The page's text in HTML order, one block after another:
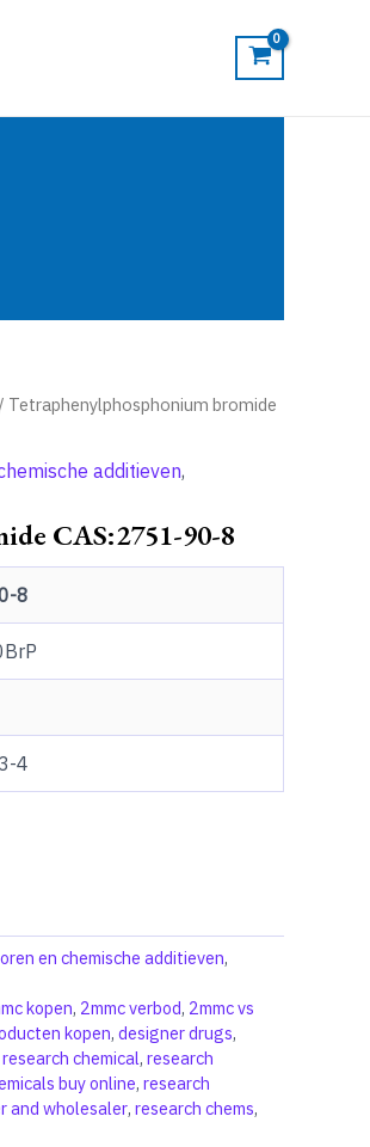
/ Tetraphenylphosphonium bromide
additieven,
CAS:2751-90-8
8
4
en chemische additieven,
kopen, 2mmc verbod, 2mmc vs
kopen, designer drugs,
research chemical, research
buy online, research
and wholesaler, research chems,